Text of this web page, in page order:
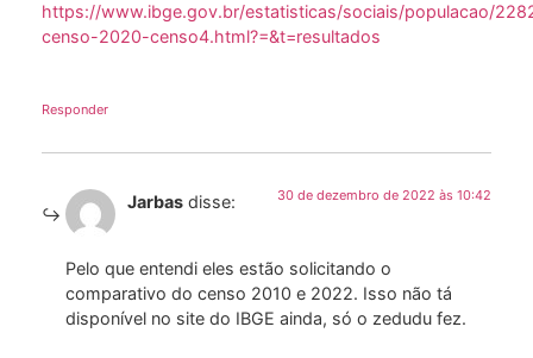
https://www.ibge.gov.br/estatisticas/sociais/populacao/
censo-2020-censo4.html?=&t=resultados
Responder
Jarbas disse: 30 de dezembro de 2022 às 10:42
Pelo que entendi eles estão solicitando o
comparativo do censo 2010 e 2022. Isso não tá
disponível no site do IBGE ainda, só o zedudu fez.